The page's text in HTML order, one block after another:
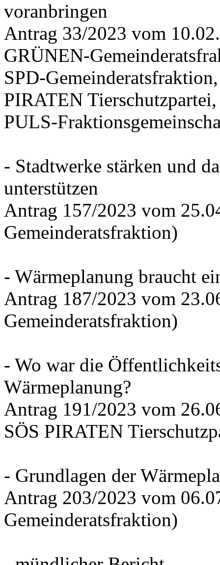
voranbringen
Antrag 33/2023 vom
GRÜNEN-
SPD-
PIRATEN Tierschutzpartei,
PULS-
- Stadtwerke stärken und
unterstützen
Antrag 157/2023 vom
Gemeinderatsfraktion)
- Wärmeplanung braucht
Antrag 187/2023 vom
Gemeinderatsfraktion)
- Wo war die
Wärmeplanung?
Antrag 191/2023 vom
SÖS PIRATEN
- Grundlagen der
Antrag 203/2023 vom
Gemeinderatsfraktion)